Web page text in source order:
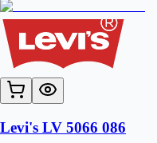
Levi's LV 5066 086